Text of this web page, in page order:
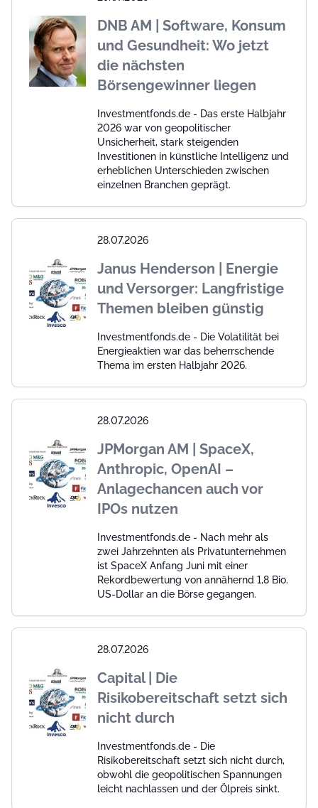
DNB AM | Software, Konsum
und Gesundheit: Wo jetzt
die nächsten
Börsengewinner liegen
Investmentfonds.de - Das erste Halbjahr
2026 war von geopolitischer
Unsicherheit, stark steigenden
Investitionen in künstliche Intelligenz und
erheblichen Unterschieden zwischen
einzelnen Branchen geprägt.
28.07.2026
Janus Henderson | Energie
und Versorger: Langfristige
Themen bleiben günstig
Investmentfonds.de - Die Volatilität bei
Energieaktien war das beherrschende
Thema im ersten Halbjahr 2026.
28.07.2026
JPMorgan AM | SpaceX,
Anthropic, OpenAI –
Anlagechancen auch vor
IPOs nutzen
Investmentfonds.de - Nach mehr als
zwei Jahrzehnten als Privatunternehmen
ist SpaceX Anfang Juni mit einer
Rekordbewertung von annähernd 1,8 Bio.
US-Dollar an die Börse gegangen.
28.07.2026
Capital | Die
Risikobereitschaft setzt sich
nicht durch
Investmentfonds.de - Die
Risikobereitschaft setzt sich nicht durch,
obwohl die geopolitischen Spannungen
leicht nachlassen und der Ölpreis sinkt.